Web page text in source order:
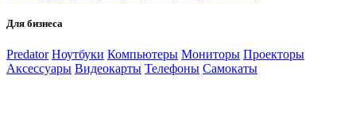
Для бизнеса
Predator Ноутбуки Компьютеры Мониторы Проекторы
Аксессуары Видеокарты Телефоны Самокаты